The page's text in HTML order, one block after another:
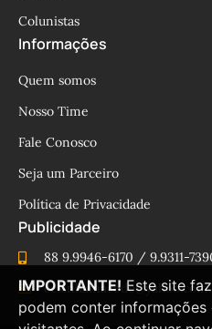
Colunistas
Informações
Quem somos
Nosso Time
Fale Conosco
Seja um Parceiro
Política de Privacidade
Publicidade
88 9.9946-6170 / 9.9311-
IMPORTANTE! Este site
podem conter